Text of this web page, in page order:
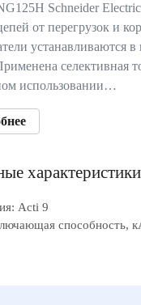
Schneider
от перегрузок и
устанавливаются в
селективная
использовании…
характеристики
Acti 9
способность,